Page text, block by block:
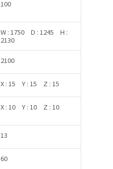
100
W : 1750 D : 1245
H :
2130
2100
X : 15 Y : 15 Z : 15
X : 10 Y : 10 Z : 10
13
60